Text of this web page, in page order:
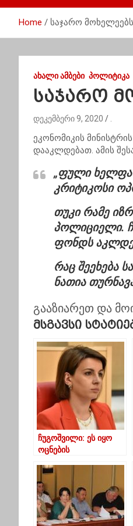
Home საჯარო
ᲐᲮᲐᲚᲘ ᲐᲛᲑᲔᲑᲘ ᲞᲝᲚᲘᲢᲘᲙᲐ
საჯარო
დეკემბერი 9, 2020
ეკონომიკის
დააკლდებათ. ამის
„ფული
კრიტიკოსი
თუკი რამე
პოლიციელი.
ფონდს
რაც შეეხება
ნათია
გააზიარეთ და
Მსგავსი
ჩუგოშვილი: ეს იყო
ოცნების
ჩატარებული ყველაზე
ცუდი არჩევნები